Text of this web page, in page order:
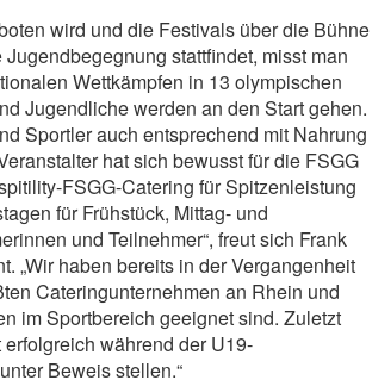
wird und die Festivals über die Bühne
stattfindet, misst man
Wettkämpfen in 13 olympischen
Jugendliche werden an den Start gehen.
Sportler auch entsprechend mit Nahrung
hat sich bewusst für die FSGG
FSGG-Catering für Spitzenleistung
für Frühstück, Mittag- und
und Teilnehmer“, freut sich Frank
„Wir haben bereits in der Vergangenheit
Cateringunternehmen an Rhein und
im Sportbereich geeignet sind. Zuletzt
während der U19-
Beweis stellen.“